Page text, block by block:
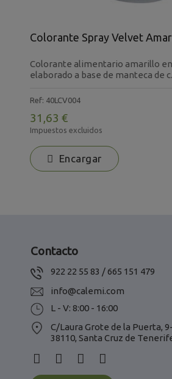
Colorante Spray Velvet
Colorante alimentario amarillo en
elaborado a base de manteca de
Ref: 40LCV004
31,63 €
Impuestos excluidos
Encargar
Contacto
922 22 55 83 / 665 151 479
info@calemi.com
L - V: 8:00 - 16:00
C/Laura Grote de la Puerta,
38110, Santa Cruz de